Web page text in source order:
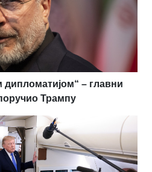
дипломатијом“ – главни
Трампу